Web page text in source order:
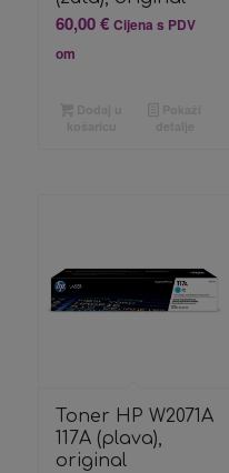
60,00€ Cijena s PDV
om
Toner HP W2071A
117A (plava),
original